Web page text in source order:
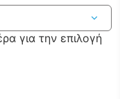
για την επιλογή